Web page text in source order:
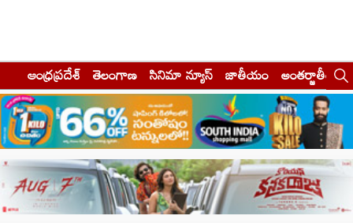
ఆంధ్రప్రదేశ్ తెలంగాణ సినిమా న్యూస్ జాతీయం అంతర్జాతీయం